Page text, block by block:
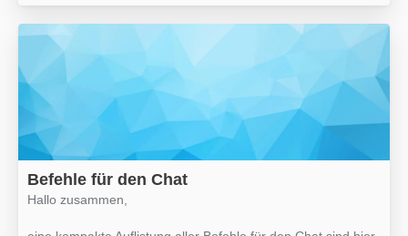
Befehle für den Chat
Hallo zusammen,